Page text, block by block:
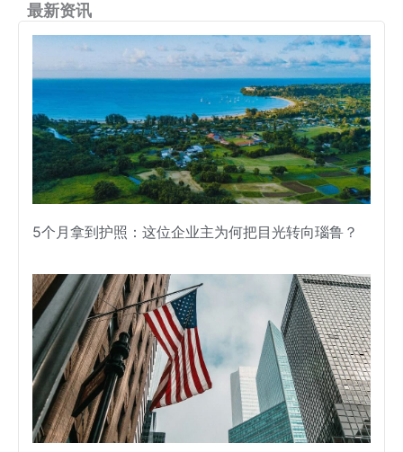
最新资讯
5个月拿到护照：这位企业主为何把目光转向瑙鲁？